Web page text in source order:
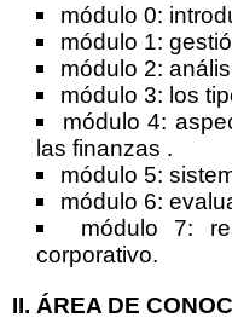
módulo 0:
módulo 1:
módulo 2:
módulo 3: los
módulo 4:
las finanzas .
módulo 5:
módulo 6:
módulo 7:
corporativo.
II. ÁREA DE